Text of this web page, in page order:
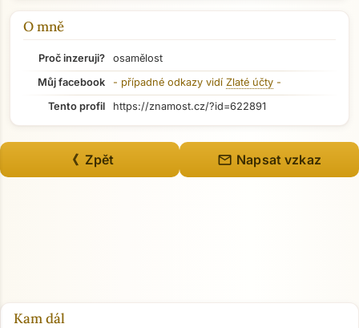
Přejít na hlavní obsah
O mně
Proč inzeruji?
osamělost
Můj facebook
- případné odkazy vidí Zlaté účty -
Tento profil
https://znamost.cz/?id=622891
《 Zpět mail Napsat vzkaz
Kam dál